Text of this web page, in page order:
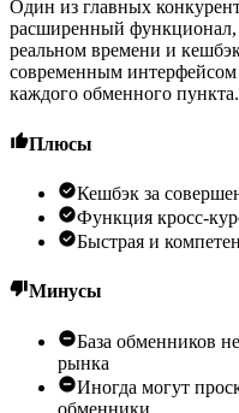
Один из главных
расширенный функционал,
реальном времени и
современным интерфейсом
каждого обменного пункта.
Плюсы
Кешбэк за
Функция кросс-
Быстрая и
Минусы
База обменников
рынка
Иногда могут
обменники